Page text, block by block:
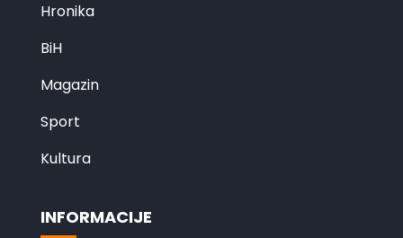
Hronika
BiH
Magazin
Sport
Kultura
INFORMACIJE